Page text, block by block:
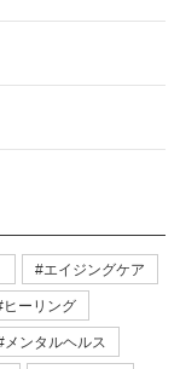
エイジングケア
ヒーリング
メンタルヘルス